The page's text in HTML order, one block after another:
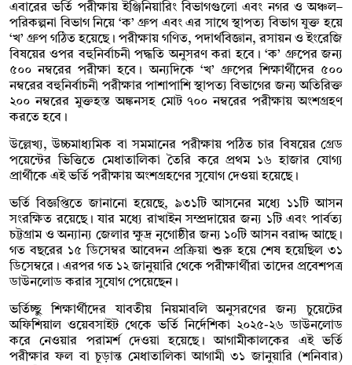
এবারের ভর্তি পরীক্ষায় ইঞ্জিনিয়ারিং বিভাগগুলো এবং নগর ও অঞ্চল–
পরিকল্পনা বিভাগ নিয়ে ‘ক’ গ্রুপ এবং এর সাথে স্থাপত্য বিভাগ যুক্ত হয়ে
‘খ’ গ্রুপ গঠিত হয়েছে। পরীক্ষায় গণিত, পদার্থবিজ্ঞান, রসায়ন ও ইংরেজি
বিষয়ের ওপর বহুনির্বাচনী পদ্ধতি অনুসরণ করা হবে। ‘ক’ গ্রুপের জন্য
৫০০ নম্বরের পরীক্ষা হবে। অন্যদিকে ‘খ’ গ্রুপের শিক্ষার্থীদের ৫০০
নম্বরের বহুনির্বাচনী পরীক্ষার পাশাপাশি স্থাপত্য বিভাগের জন্য অতিরিক্ত
২০০ নম্বরের মুক্তহস্ত অঙ্কনসহ মোট ৭০০ নম্বরের পরীক্ষায় অংশগ্রহণ
করতে হবে।
উল্লেখ্য, উচ্চমাধ্যমিক বা সমমানের পরীক্ষায় পঠিত চার বিষয়ের গ্রেড
পয়েন্টের ভিত্তিতে মেধাতালিকা তৈরি করে প্রথম ১৬ হাজার যোগ্য
প্রার্থীকে এই ভর্তি পরীক্ষায় অংশগ্রহণের সুযোগ দেওয়া হয়েছে।
ভর্তি বিজ্ঞপ্তিতে জানানো হয়েছে, ৯৩১টি আসনের মধ্যে ১১টি আসন
সংরক্ষিত রয়েছে। যার মধ্যে রাখাইন সম্প্রদায়ের জন্য ১টি এবং পার্বত্য
চট্টগ্রাম ও অন্যান্য জেলার ক্ষুদ্র নৃগোষ্ঠীর জন্য ১০টি আসন বরাদ্দ আছে।
গত বছরের ১৫ ডিসেম্বর আবেদন প্রক্রিয়া শুরু হয়ে শেষ হয়েছিল ৩১
ডিসেম্বরে। এরপর গত ১২ জানুয়ারি থেকে পরীক্ষার্থীরা তাদের প্রবেশপত্র
ডাউনলোড করার সুযোগ পেয়েছেন।
ভর্তিচ্ছু শিক্ষার্থীদের যাবতীয় নিয়মাবলি অনুসরণের জন্য চুয়েটের
অফিশিয়াল ওয়েবসাইট থেকে ভর্তি নির্দেশিকা ২০২৫-২৬ ডাউনলোড
করে নেওয়ার পরামর্শ দেওয়া হয়েছে। আগামীকালকের এই ভর্তি
পরীক্ষার ফল বা চূড়ান্ত মেধাতালিকা আগামী ৩১ জানুয়ারি (শনিবার)